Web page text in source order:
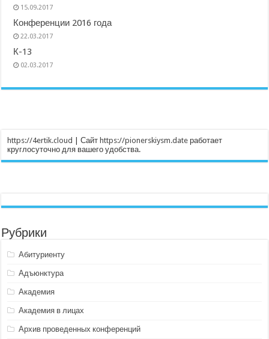
15.09.2017
Конференции 2016 года
22.03.2017
К-13
02.03.2017
https://4ertik.cloud | Сайтhttps://pionerskiysm.date работает
круглосуточно для вашего удобства.
Рубрики
Абитуриенту
Адъюнктура
Академия
Академия в лицах
Архив проведенных конференций